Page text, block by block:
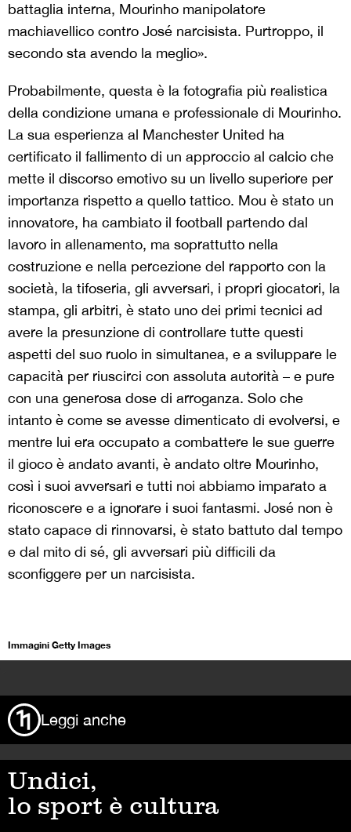
battaglia interna, Mourinho manipolatore
machiavellico contro José narcisista. Purtroppo, il
secondo sta avendo la meglio».
Probabilmente, questa è la fotografia più realistica
della condizione umana e professionale di Mourinho.
La sua esperienza al Manchester United ha
certificato il fallimento di un approccio al calcio che
mette il discorso emotivo su un livello superiore per
importanza rispetto a quello tattico. Mou è stato un
innovatore, ha cambiato il football partendo dal
lavoro in allenamento, ma soprattutto nella
costruzione e nella percezione del rapporto con la
società, la tifoseria, gli avversari, i propri giocatori, la
stampa, gli arbitri, è stato uno dei primi tecnici ad
avere la presunzione di controllare tutte questi
aspetti del suo ruolo in simultanea, e a sviluppare le
capacità per riuscirci con assoluta autorità – e pure
con una generosa dose di arroganza. Solo che
intanto è come se avesse dimenticato di evolversi, e
mentre lui era occupato a combattere le sue guerre
il gioco è andato avanti, è andato oltre Mourinho,
così i suoi avversari e tutti noi abbiamo imparato a
riconoscere e a ignorare i suoi fantasmi. José non è
stato capace di rinnovarsi, è stato battuto dal tempo
e dal mito di sé, gli avversari più difficili da
sconfiggere per un narcisista.
Immagini Getty Images
Leggi anche
Undici,
lo sport è cultura